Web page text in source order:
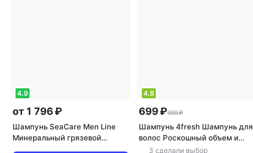
4.9
от 1 796 ₽
Шампунь SeaCare Men Line
Минеральный грязевой
4.8
699 ₽999 ₽
Шампунь 4fresh Шампунь для
волос Роскошный объем и
плотность, Joyful 450 мл
3 сделали выбор